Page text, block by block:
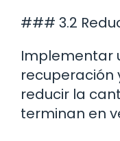
### 3.2
Implementar
recuperación
reducir la
terminan en